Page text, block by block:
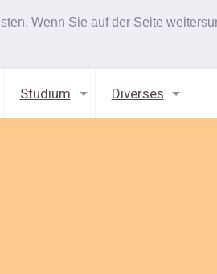
Wenn Sie auf der Seite
Studium Diverses